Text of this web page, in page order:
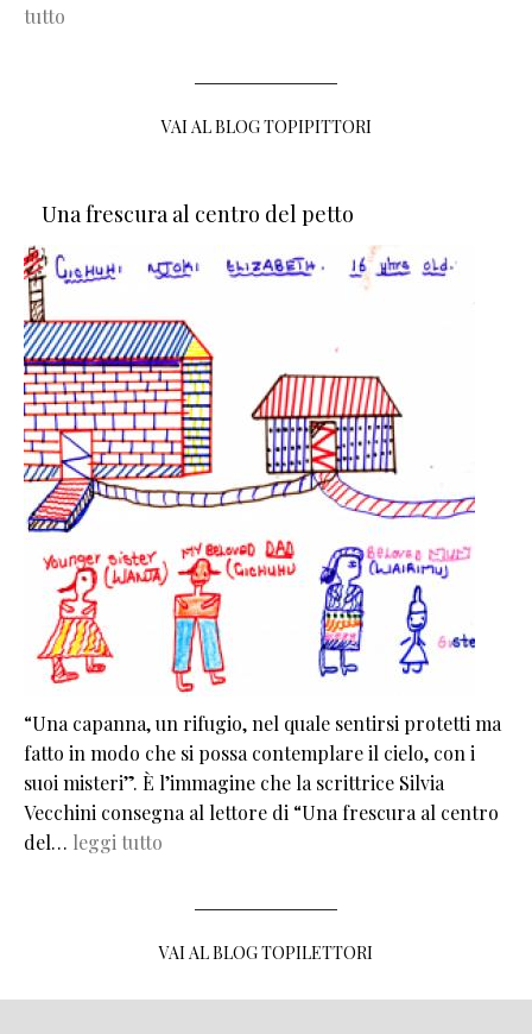
tutto
VAI AL BLOG TOPIPITTORI
Una frescura al centro del petto
“Una capanna, un rifugio, nel quale sentirsi protetti ma
fatto in modo che si possa contemplare il cielo, con i
suoi misteri”. È l’immagine che la scrittrice Silvia
Vecchini consegna al lettore di “Una frescura al centro
del… leggi tutto
VAI AL BLOG TOPILETTORI